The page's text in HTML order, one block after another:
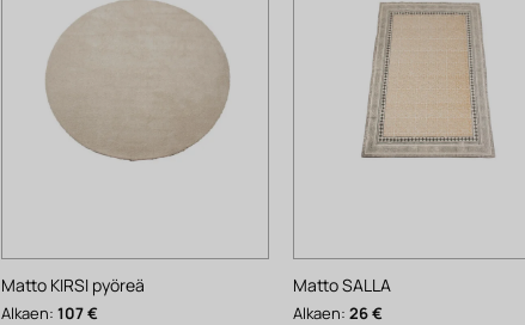
Matto KIRSI pyöreä
Alkaen: 107€
Matto SALLA
Alkaen: 26€